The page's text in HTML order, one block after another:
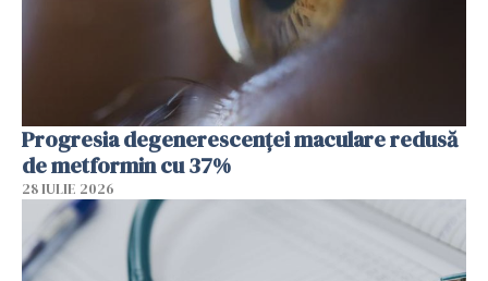
Progresia degenerescenței maculare redusă
de metformin cu 37%
28 IULIE 2026